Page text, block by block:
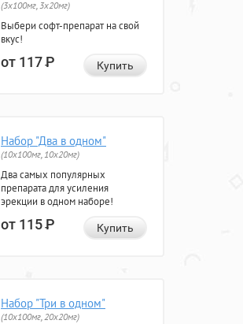
(3x100мг, 3x20мг)
Выбери софт-препарат на свой
вкус!
от 117Р Купить
Набор "Два в одном"
(10x100мг, 10x20мг)
Два самых популярных
препарата для усиления
эрекции в одном наборе!
от 115Р Купить
Набор "Три в одном"
(10x100мг, 20x20мг)